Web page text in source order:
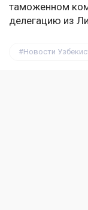
таможенном
делегацию из
Новости